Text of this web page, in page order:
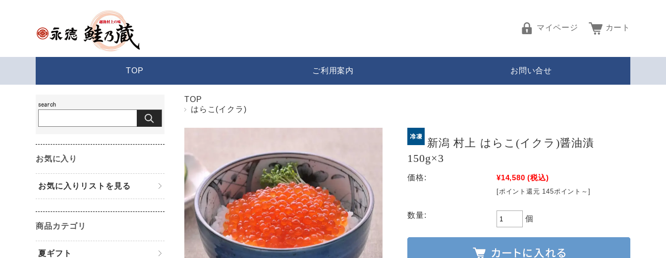
マイページ カート
TOP ご利用案内 お問い合せ
TOP
はらこ(イクラ)
新潟 村上 はらこ(イクラ)醤油漬
150g×3
価格: ¥14,580 (税込)
[ポイント還元 145ポイント～]
数量: 個
お気に入り
お気に入りリストを見る
商品カテゴリ
夏ギフト